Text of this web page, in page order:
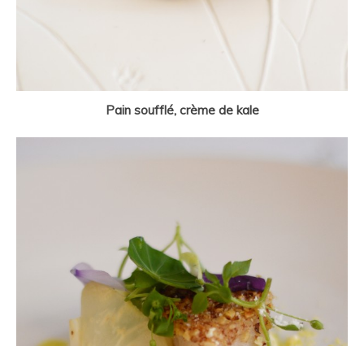
Pain soufflé, crème de kale